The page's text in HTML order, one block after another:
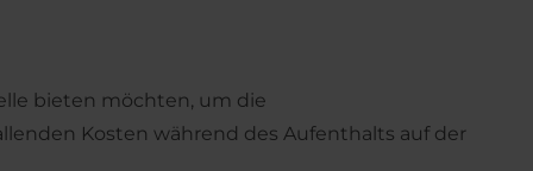
bieten möchten, um die
Kosten während des Aufenthalts auf der